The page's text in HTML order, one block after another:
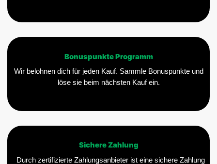
Bonuspunkte Programm
Wir belohnen dich für jeden Kauf. Sammle Bonuspunkte und
löse sie beim nächsten Kauf ein.
Sichere Zahlung
Durch zertifizierte Zahlungsanbieter ist eine sichere Zahlung